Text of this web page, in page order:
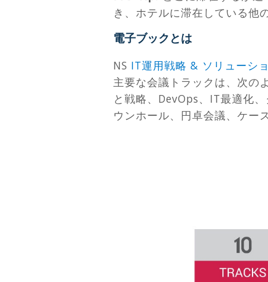
き、ホテルに滞在している他
電子ブックとは
NS IT運用戦略 & ソリューシ
主要な会議トラックは、次の
と戦略、DevOps、IT最適化
ウンホール、円卓会議、ケー